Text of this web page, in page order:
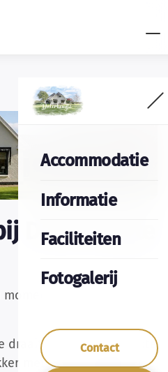
Accommodatie
Informatie
Faciliteiten
Fotogalerij
Contact
Dalerheugte
om samen even
draait het om rust, ruimte
met een rustig begin